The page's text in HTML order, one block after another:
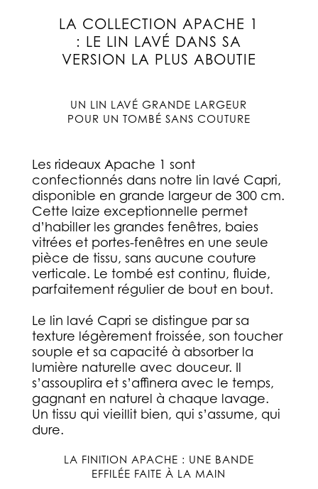
LA COLLECTION APACHE 1
: LE LIN LAVÉ DANS SA
VERSION LA PLUS ABOUTIE
UN LIN LAVÉ GRANDE LARGEUR
POUR UN TOMBÉ SANS COUTURE
Les rideaux Apache 1 sont
confectionnés dans notre lin lavé Capri,
disponible en grande largeur de 300 cm.
Cette laize exceptionnelle permet
d’habiller les grandes fenêtres, baies
vitrées et portes-fenêtres en une seule
pièce de tissu, sans aucune couture
verticale. Le tombé est continu, fluide,
parfaitement régulier de bout en bout.
Le lin lavé Capri se distingue par sa
texture légèrement froissée, son toucher
souple et sa capacité à absorber la
lumière naturelle avec douceur. Il
s’assouplira et s’affinera avec le temps,
gagnant en naturel à chaque lavage.
Un tissu qui vieillit bien, qui s’assume, qui
dure.
LA FINITION APACHE : UNE BANDE
EFFILÉE FAITE À LA MAIN